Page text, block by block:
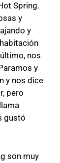
Spring.
y
y
nos
y
y nos dice
pero
gustó
son muy